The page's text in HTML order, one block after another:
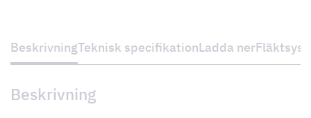
BeskrivningTeknisk specifikationLadda ner
Beskrivning